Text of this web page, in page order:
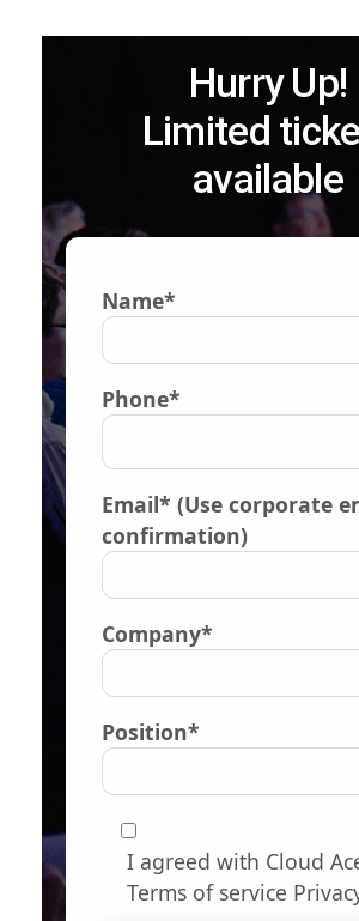
Hurry Up!
Limited
available
Name*
Phone*
Email* (Use corporate
confirmation)
Company*
Position*
I agreed with Cloud
Terms of service